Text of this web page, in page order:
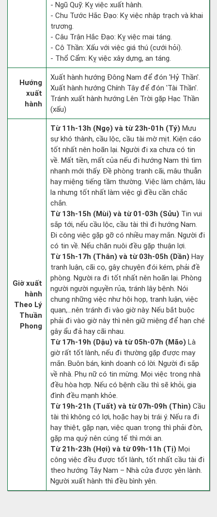
- Ngũ Quỹ: Kỵ việc xuất hành.
- Chu Tước Hắc Đạo: Kỵ việc nhập trạch và khai
trương.
- Câu Trận Hắc Đạo: Kỵ việc mai táng.
- Cô Thần: Xấu với việc giá thú (cưới hỏi).
- Thổ Cẩm: Kỵ việc xây dựng, an táng.
Hướng
xuất
hành
Xuất hành hướng Đông Nam để đón 'Hỷ Thần'.
Xuất hành hướng Chính Tây để đón 'Tài Thần'.
Tránh xuất hành hướng Lên Trời gặp Hạc Thần
(xấu)
Giờ xuất
hành
Theo Lý
Thuần
Phong
Từ 11h-13h (Ngọ) và từ 23h-01h (Tý) Mưu
sự khó thành, cầu lộc, cầu tài mờ mịt. Kiện cáo
tốt nhất nên hoãn lại. Người đi xa chưa có tin
về. Mất tiền, mất của nếu đi hướng Nam thì tìm
nhanh mới thấy. Đề phòng tranh cãi, mâu thuẫn
hay miệng tiếng tầm thường. Việc làm chậm, lâu
la nhưng tốt nhất làm việc gì đều cần chắc
chắn.
Từ 13h-15h (Mùi) và từ 01-03h (Sửu) Tin vui
sắp tới, nếu cầu lộc, cầu tài thì đi hướng Nam.
Đi công việc gặp gỡ có nhiều may mắn. Người đi
có tin về. Nếu chăn nuôi đều gặp thuận lợi.
Từ 15h-17h (Thân) và từ 03h-05h (Dần) Hay
tranh luận, cãi cọ, gây chuyện đói kém, phải đề
phòng. Người ra đi tốt nhất nên hoãn lại. Phòng
người người nguyền rủa, tránh lây bệnh. Nói
chung những việc như hội họp, tranh luận, việc
quan,…nên tránh đi vào giờ này. Nếu bắt buộc
phải đi vào giờ này thì nên giữ miệng để hạn ché
gây ẩu đả hay cãi nhau.
Từ 17h-19h (Dậu) và từ 05h-07h (Mão) Là
giờ rất tốt lành, nếu đi thường gặp được may
mắn. Buôn bán, kinh doanh có lời. Người đi sắp
về nhà. Phụ nữ có tin mừng. Mọi việc trong nhà
đều hòa hợp. Nếu có bệnh cầu thì sẽ khỏi, gia
đình đều mạnh khỏe.
Từ 19h-21h (Tuất) và từ 07h-09h (Thìn) Cầu
tài thì không có lợi, hoặc hay bị trái ý. Nếu ra đi
hay thiệt, gặp nạn, việc quan trọng thì phải đòn,
gặp ma quỷ nên cúng tế thì mới an.
Từ 21h-23h (Hợi) và từ 09h-11h (Tị) Mọi
công việc đều được tốt lành, tốt nhất cầu tài đi
theo hướng Tây Nam – Nhà cửa được yên lành.
Người xuất hành thì đều bình yên.